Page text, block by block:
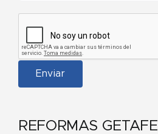
REFORMAS GETAFE